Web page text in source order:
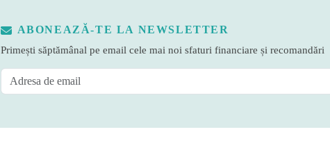
ABONEAZĂ-TE LA NEWSLETTER
Primești săptămânal pe email cele mai noi sfaturi financiare și recomandări